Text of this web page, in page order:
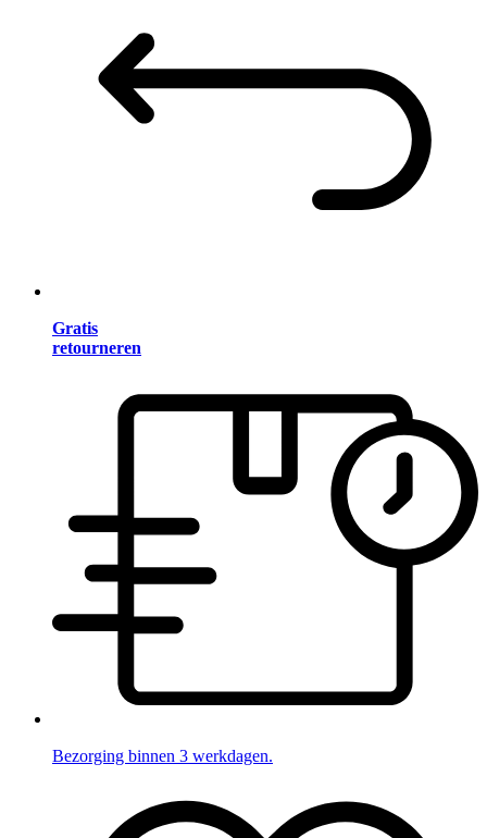
Gratis
retourneren
Bezorging binnen 3 werkdagen.